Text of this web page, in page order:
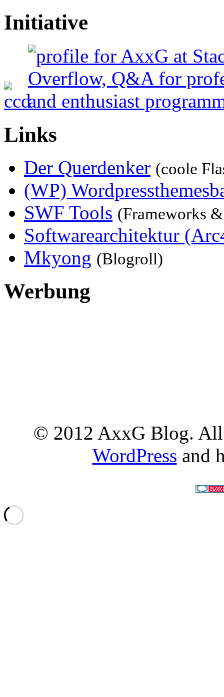
Initiative
Links
Der Querdenker (coole
(WP)
SWF Tools (Frameworks
Softwarearchitektur
Mkyong (Blogroll)
Werbung
© 2012 AxxG Blog. All
WordPress and